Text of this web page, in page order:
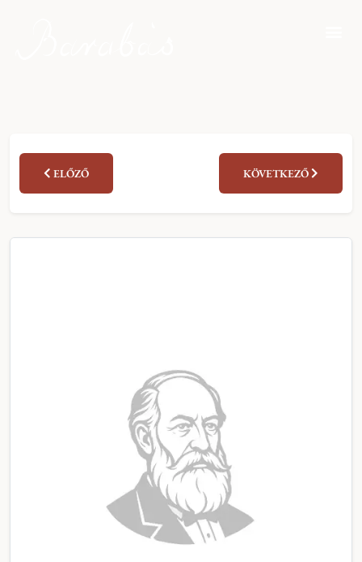
ELŐZŐ KÖVETKEZŐ